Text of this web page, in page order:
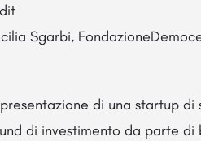
Sgarbi,
presentazione di una startup
di investimento da parte di